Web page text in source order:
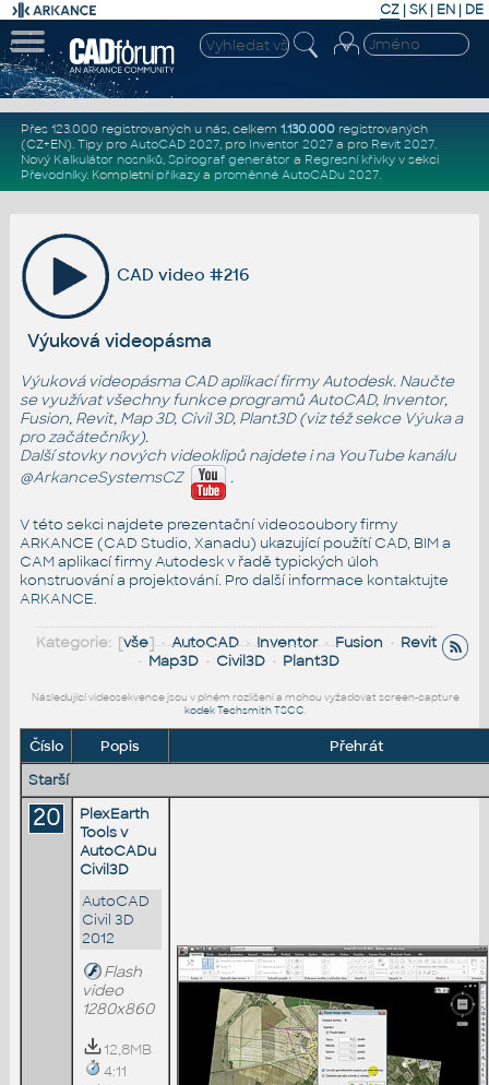
CZ | SK| EN | DE
Přes 123.000 registrovaných u nás, celkem 1.130.000registrovaných
(CZ+EN). Tipy pro AutoCAD 2027, pro Inventor 2027a pro Revit 2027.
Nový Kalkulátor nosníků, Spirograf generátor a Regresní křivkyv sekci
Převodníky. Kompletní příkazya proměnné AutoCADu 2027.
CAD video #216
Výuková videopásma
Výuková videopásma CAD aplikací firmy Autodesk. Naučte
se využívat všechny funkce programů AutoCAD, Inventor,
Fusion, Revit, Map 3D, Civil 3D, Plant3D (viz též sekce Výukaa
pro začátečníky).
Další stovky nových videoklipů najdete i na YouTube kanálu
@ArkanceSystemsCZ
.
V této sekci najdete prezentační videosoubory firmy
ARKANCE (CAD Studio, Xanadu) ukazující použítí CAD, BIM a
CAM aplikací firmy Autodesk v řadě typických úloh
konstruování a projektování. Pro další informace kontaktujte
ARKANCE.
Kategorie: [vše] •AutoCAD•Inventor•Fusion • Revit
• Map3D• Civil3D• Plant3D
Následující videosekvence jsou v plném rozlišení a mohou vyžadovat screen-capture
kodek Techsmith TSCC.
Číslo Popis
Přehrát
Starší
20
PlexEarth
Tools v
AutoCADu
Civil3D
AutoCAD
Civil 3D
2012
Flash
video
1280x860
12,8MB
4:11